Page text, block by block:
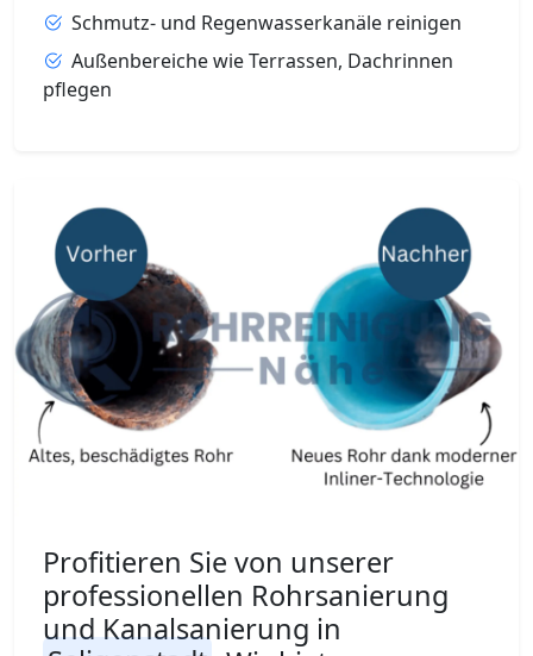
Schmutz- und Regenwasserkanäle reinigen
Außenbereiche wie Terrassen, Dachrinnen
pflegen
Profitieren Sie von unserer
professionellen Rohrsanierung
und Kanalsanierung in